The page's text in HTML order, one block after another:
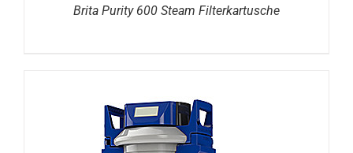
Brita Purity 600 Steam Filterkartusche